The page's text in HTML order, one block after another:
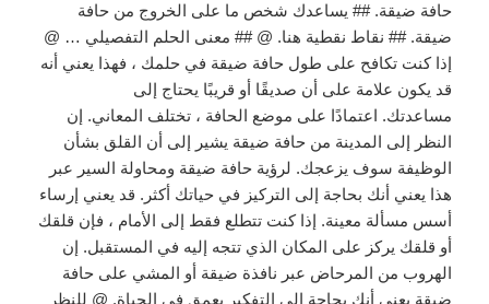
حافة ضيقة. ## يساعدك شخص ما على الخروج من حافة
ضيقة. ## نقاط نقطية هنا. @ ## معنى الحلم التفصيلي … @
إذا كنت تكافح على طول حافة ضيقة في حلمك ، فهذا يعني أنه
قد يكون علامة على أن صديقًا أو قريبًا يحتاج إلى
مساعدتك. اعتمادًا على موضع الحافة ، تختلف المعاني. إن
النظر إلى المدينة من حافة ضيقة يشير إلى أن القلق بشأن
الوظيفة سوف يزعجك. لرؤية حافة ضيقة ومحاولة السير عبر
هذا يعني أنك بحاجة إلى التركيز في حياتك أكثر. قد يعني إرساء
أسس مسألة معينة. إذا كنت تتطلع فقط إلى الأمام ، فإن قلقك
أو قلقك يركز على المكان الذي تتجه إليه في المستقبل. إن
الهروب من المرحاض عبر نافذة ضيقة أو المشي على حافة
ضيقة يعني أنك بحاجة إلى التفكير بعمق في الحياة. @ للنظر